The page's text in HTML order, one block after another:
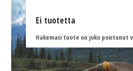
Ei tuotetta
Hakemasi tuote on joko poistunut